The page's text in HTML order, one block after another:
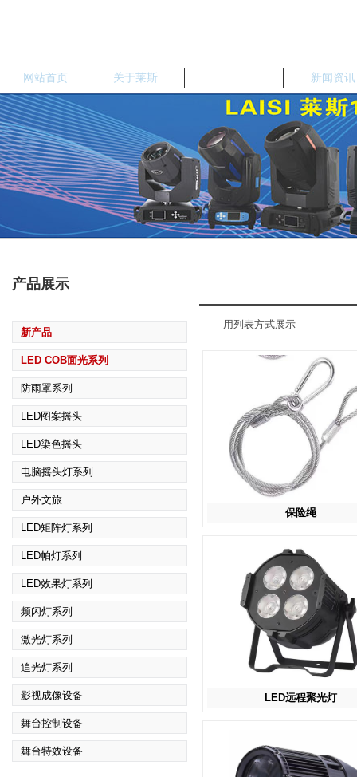
网站首页 关于莱斯 新闻资讯
产品展示
新产品
LED COB面光系列
防雨罩系列
LED图案摇头
LED染色摇头
电脑摇头灯系列
户外文旅
LED矩阵灯系列
LED帕灯系列
LED效果灯系列
频闪灯系列
激光灯系列
追光灯系列
影视成像设备
舞台控制设备
舞台特效设备
用列表方式展示
保险绳
LED远程聚光灯